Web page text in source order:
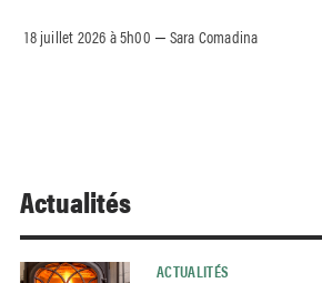
18 juillet 2026 à 5h00 – Sara Comadina
Actualités
ACTUALITÉS